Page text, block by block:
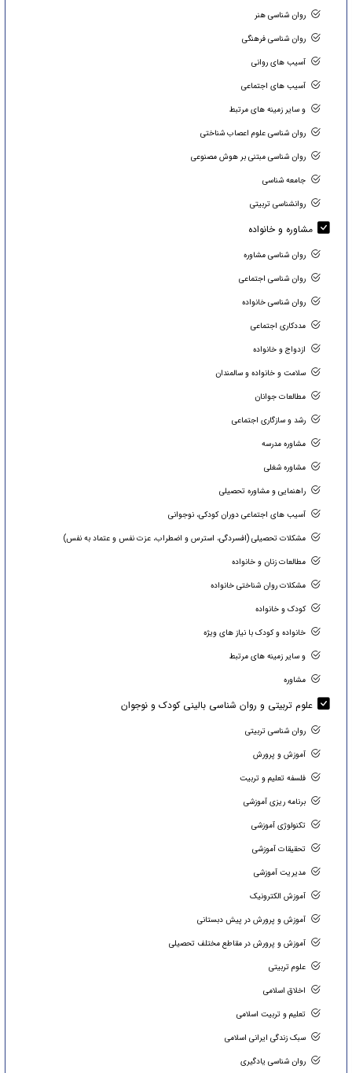
روان شناسی هنر
روان شناسی فرهنگی
آسیب های روانی
آسیب های اجتماعی
و سایر زمینه های مرتبط
روان شناسی علوم اعصاب شناختی
روان شناسی مبتنی بر هوش مصنوعی
جامعه شناسی
روانشناسی تربیتی
مشاوره و خانواده
روان شناسی مشاوره
روان شناسی اجتماعی
روان شناسی خانواده
مددکاری اجتماعی
ازدواج و خانواده
سلامت و خانواده و سالمندان
مطالعات جوانان
رشد و سازگاری اجتماعی
مشاوره مدرسه
مشاوره شغلی
راهنمایی و مشاوره تحصیلی
آسیب های اجتماعی دوران کودکی، نوجوانی
مشکلات تحصیلی (افسردگی، استرس و اضطراب، عزت نفس و عتماد به نفس)
مطالعات زنان و خانواده
مشکلات روان شناختی خانواده
کودک و خانواده
خانواده و کودک با نیاز های ویژه
و سایر زمینه های مرتبط
مشاوره
علوم تربیتی و روان شناسی بالینی کودک و نوجوان
روان شناسی تربیتی
آموزش و پرورش
فلسفه تعلیم و تربیت
برنامه ریزی آموزشی
تکنولوژی آموزشی
تحقیقات آموزشی
مدیریت آموزشی
آموزش الکترونیک
آموزش و پرورش در پیش دبستانی
آموزش و پرورش در مقاطع مختلف تحصیلی
علوم تربیتی
اخلاق اسلامی
تعلیم و تربیت اسلامی
سبک زندگی ایرانی اسلامی
روان شناسی یادگیری